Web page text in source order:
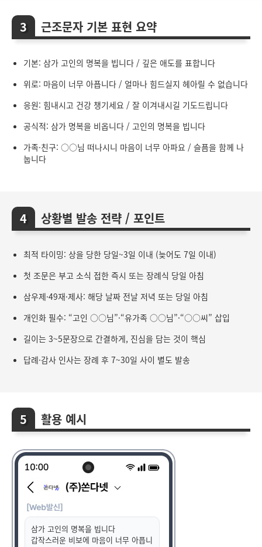
근조문자 기본 표현 요약
기본: 삼가 고인의 명복을 빕니다 / 깊은 애도를 표합니다
위로: 마음이 너무 아픕니다 / 얼마나 힘드실지 헤아릴 수 없습니다
응원: 힘내시고 건강 챙기세요 / 잘 이겨내시길 기도드립니다
공식적: 삼가 명복을 비옵니다 / 고인의 명복을 빕니다
가족·친구: ○○님 떠나시니 마음이 너무 아파요 / 슬픔을 함께 나
눕니다
상황별 발송 전략 / 포인트
최적 타이밍: 상을 당한 당일~3일 이내 (늦어도 7일 이내)
첫 조문은 부고 소식 접한 즉시 또는 장례식 당일 아침
삼우제·49재·제사: 해당 날짜 전날 저녁 또는 당일 아침
개인화 필수: “고인 ○○님”·“유가족 ○○님”·“○○씨” 삽입
길이는 3~5문장으로 간결하게, 진심을 담는 것이 핵심
답례·감사 인사는 장례 후 7~30일 사이 별도 발송
활용 예시
삼가 고인의 명복을 빕니다
갑작스러운 비보에 마음이 너무 아픕니